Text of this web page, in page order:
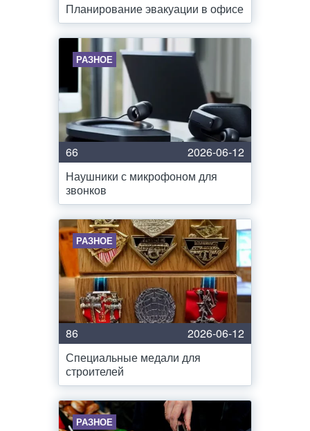
Планирование эвакуации в офисе
РАЗНОЕ
66
2026-06-12
Наушники с микрофоном для
звонков
РАЗНОЕ
86
2026-06-12
Специальные медали для
строителей
РАЗНОЕ